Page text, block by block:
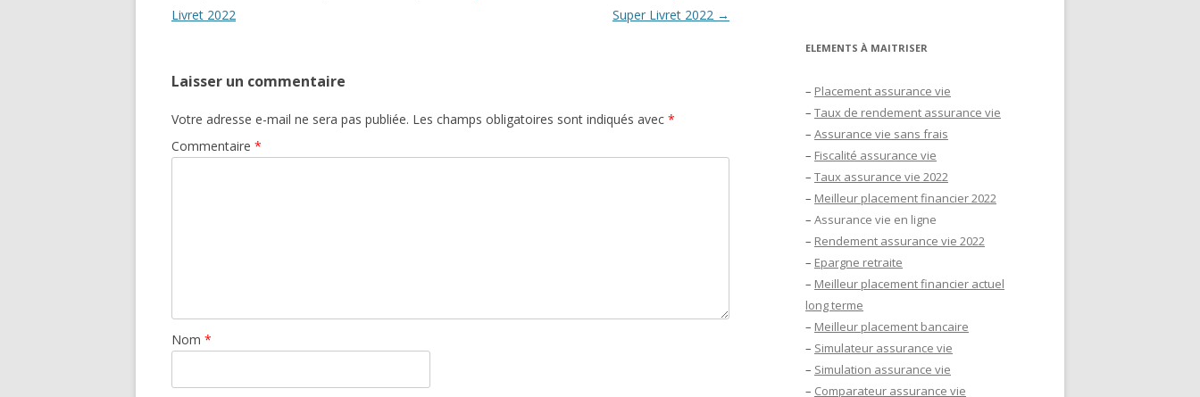
des
Livret 2022
Super Livret 2022 →
Laisser un commentaire
Votre adresse e-mail ne sera pas publiée. Les champs obligatoires sont indiqués avec *
Commentaire *
Nom *
ELEMENTS À MAITRISER
– Placement assurance vie
– Taux de rendement assurance vie
– Assurance vie sans frais
– Fiscalité assurance vie
– Taux assurance vie 2022
– Meilleur placement financier 2022
– Assurance vie en ligne
– Rendement assurance vie 2022
– Epargne retraite
– Meilleur placement financier actuel
long terme
– Meilleur placement bancaire
– Simulateur assurance vie
– Simulation assurance vie
– Comparateur assurance vie